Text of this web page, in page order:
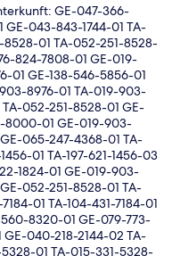
GE-047-366-
043-843-1744-01 TA-
01 TA-052-251-8528-
824-7808-01 GE-019-
01 GE-138-546-5856-01
8976-01 TA-019-903-
052-251-8528-01 GE-
8000-01 GE-019-903-
065-247-4368-01 TA-
01 TA-197-621-1456-03
1824-01 GE-019-903-
052-251-8528-01 TA-
01 TA-104-431-7184-01
8320-01 GE-079-773-
040-218-2144-02 TA-
01 TA-015-331-5328-